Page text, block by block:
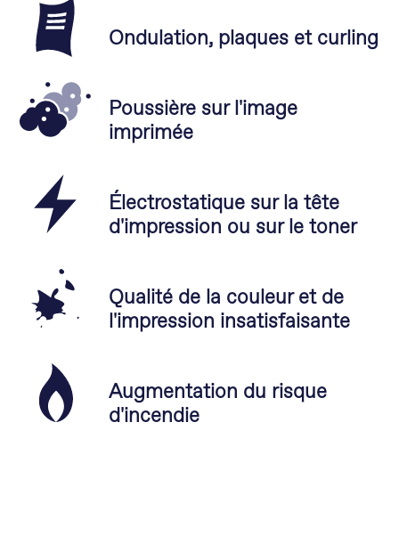
Ondulation, plaques et curling
Poussière sur l'image
imprimée
Électrostatique sur la tête
d'impression ou sur le toner
Qualité de la couleur et de
l'impression insatisfaisante
Augmentation du risque
d'incendie